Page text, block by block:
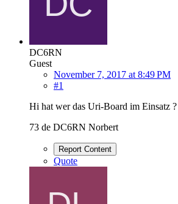
DC6RN
Guest
November 7, 2017 at 8:49 PM
#1
Hi hat wer das Uri-Board im Einsatz ?
73 de DC6RN Norbert
Report Content
Quote